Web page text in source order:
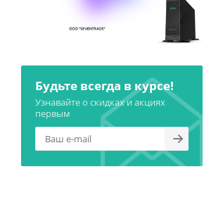
Будьте всегда в курсе!
Узнавайте о скидках и акциях
первым